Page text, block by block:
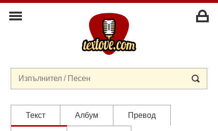
Текст Албум Превод